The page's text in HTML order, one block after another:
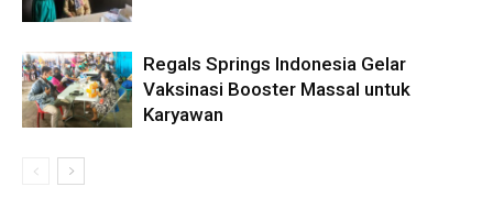
Regals Springs Indonesia Gelar
Vaksinasi Booster Massal untuk
Karyawan